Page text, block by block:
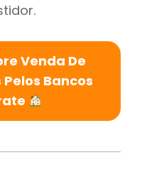
Venda De
Bancos